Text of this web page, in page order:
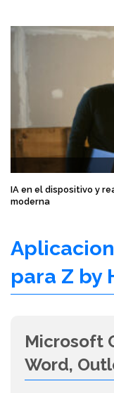
IA en el dispositivo y
moderna
para Z by
Microsoft
Word,